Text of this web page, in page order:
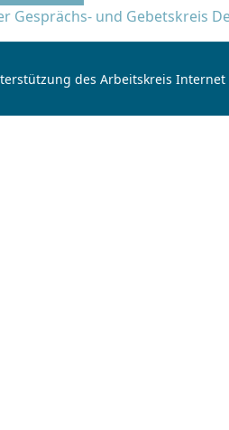
Gesprächs- und Gebetskreis
des Arbeitskreis Internet